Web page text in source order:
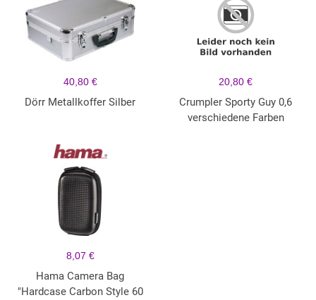
40,80 €
Dörr Metallkoffer Silber
20,80 €
Crumpler Sporty Guy 0,6
verschiedene Farben
8,07 €
Hama Camera Bag
"Hardcase Carbon Style 60